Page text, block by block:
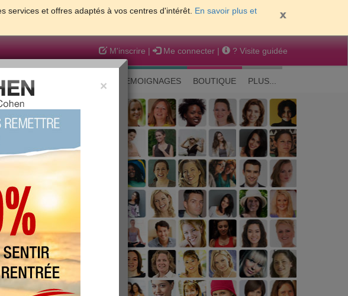
services et offres adaptés à vos centres d'intérêt. En savoir plus et
M'inscrire | Me connecter | ? Visite guidée
& BEBE TEMOIGNAGES BOUTIQUE PLUS...
bien dans sa peau
PLUS
×